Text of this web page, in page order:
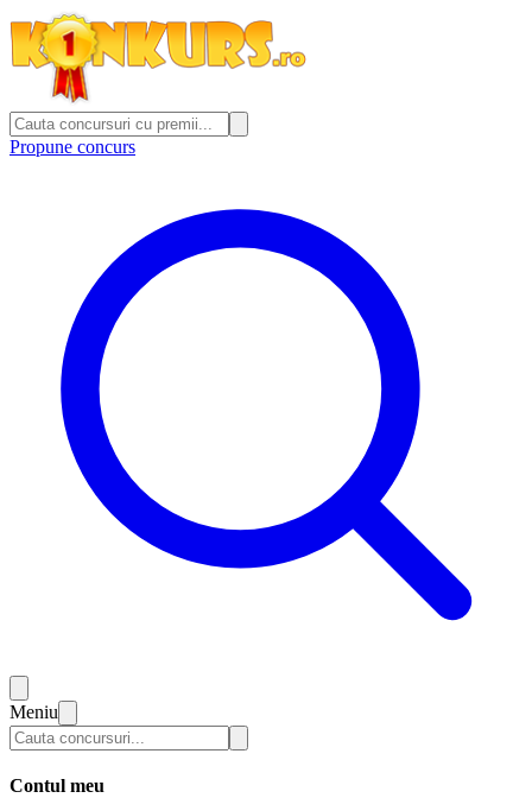
Propune concurs
Meniu
Contul meu